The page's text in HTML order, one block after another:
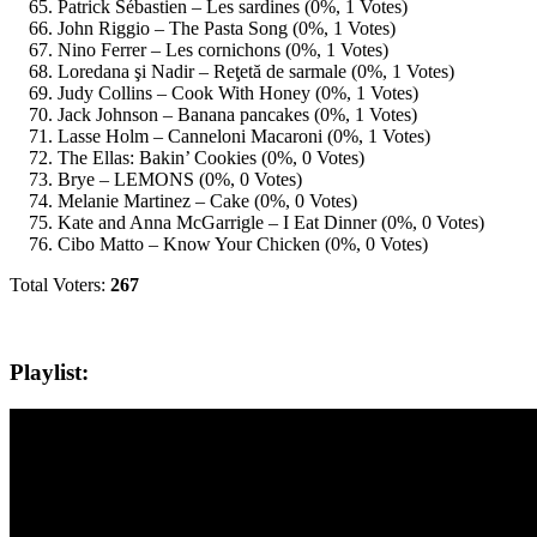
Patrick Sébastien – Les sardines (0%, 1 Votes)
John Riggio – The Pasta Song (0%, 1 Votes)
Nino Ferrer – Les cornichons (0%, 1 Votes)
Loredana şi Nadir – Reţetă de sarmale (0%, 1 Votes)
Judy Collins – Cook With Honey (0%, 1 Votes)
Jack Johnson – Banana pancakes (0%, 1 Votes)
Lasse Holm – Canneloni Macaroni (0%, 1 Votes)
The Ellas: Bakin’ Cookies (0%, 0 Votes)
Brye – LEMONS (0%, 0 Votes)
Melanie Martinez – Cake (0%, 0 Votes)
Kate and Anna McGarrigle – I Eat Dinner (0%, 0 Votes)
Cibo Matto – Know Your Chicken (0%, 0 Votes)
Total Voters: 267
Playlist: